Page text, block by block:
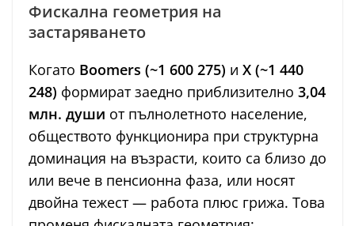
Фискална геометрия на
застаряването
Когато Boomers (~1 600 275) и X (~1 440
248) формират заедно приблизително 3,04
млн. души от пълнолетното население,
обществото функционира при структурна
доминация на възрасти, които са близо до
или вече в пенсионна фаза, или носят
двойна тежест — работа плюс грижа. Това